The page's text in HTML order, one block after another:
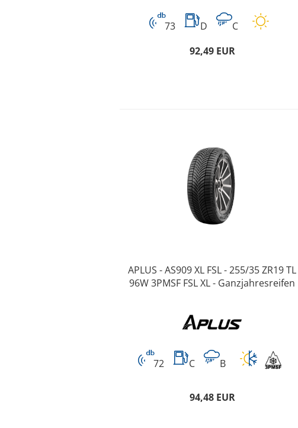
73 D
C
92,49 EUR
APLUS - AS909 XL FSL - 255/35 ZR19 TL
96W 3PMSF FSL XL - Ganzjahresreifen
72 C B
94,48 EUR